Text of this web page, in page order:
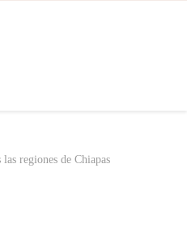
regiones de Chiapas